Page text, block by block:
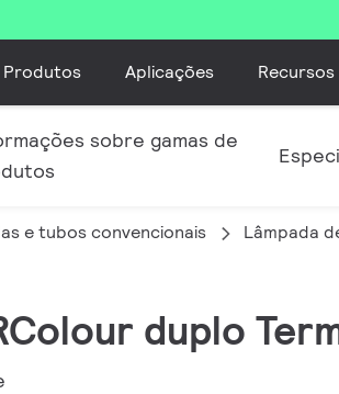
Produtos Aplicações Recursos
sobre gamas de
e tubos convencionais Lâmpada
duplo